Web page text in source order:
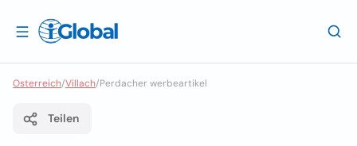
Osterreich/Villach/Perdacher werbeartikel
Teilen